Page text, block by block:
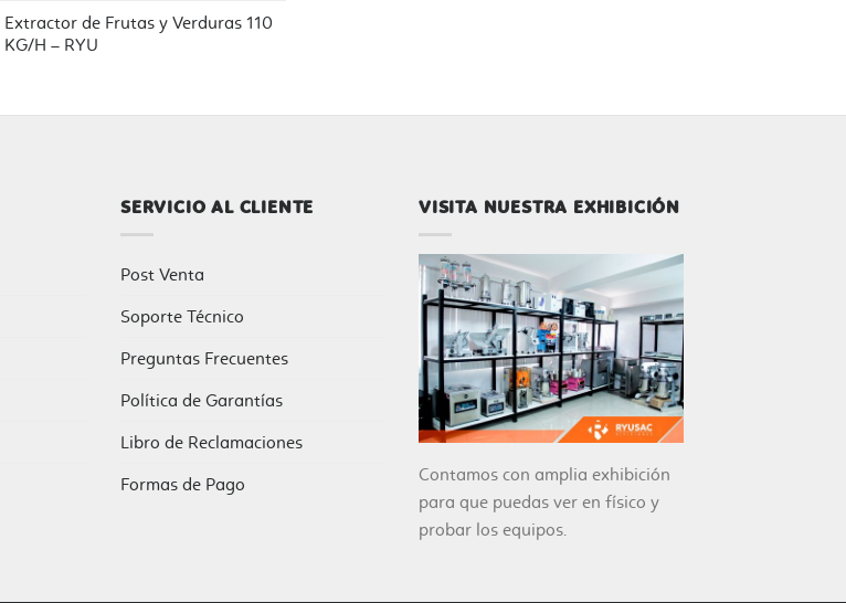
Extractor de Frutas y Verduras 110
KG/H – RYU
SERVICIO AL CLIENTE
Post Venta
Soporte Técnico
Preguntas Frecuentes
Política de Garantías
Libro de Reclamaciones
Formas de Pago
VISITA NUESTRA EXHIBICIÓN
Contamos con amplia exhibición
para que puedas ver en físico y
probar los equipos.